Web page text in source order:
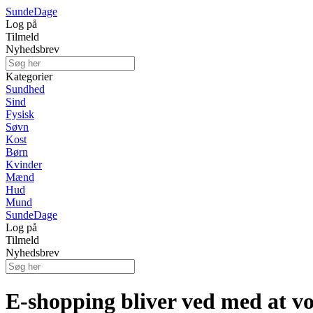
SundeDage
Log på
Tilmeld
Nyhedsbrev
Kategorier
Sundhed
Sind
Fysisk
Søvn
Kost
Børn
Kvinder
Mænd
Hud
Mund
SundeDage
Log på
Tilmeld
Nyhedsbrev
E-shopping bliver ved med at